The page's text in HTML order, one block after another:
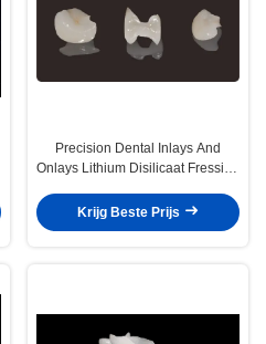
Precision Dental Inlays And
Onlays Lithium Disilicaat Fressing
Krijg Beste Prijs